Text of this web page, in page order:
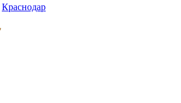
Краснодар